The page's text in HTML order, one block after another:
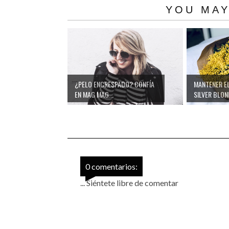
YOU
¿PELO ENCRESPADO? CONFÍA
EN MAG MAG...
MANTENER
SILVER
0 comentarios:
... Siéntete libre de comentar